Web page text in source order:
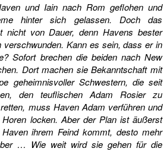
und Iain nach Rom geflohen und
hinter sich gelassen. Doch das
nicht von Dauer, denn Havens bester
verschwunden. Kann es sein, dass er in
Sofort brechen die beiden nach New
Dort machen sie Bekanntschaft mit
geheimnisvoller Schwestern, die seit
den teuflischen Adam Rosier zu
muss Haven Adam verführen und
locken. Aber der Plan ist äußerst
ihrem Feind kommt, desto mehr
… Wie weit wird sie gehen für die